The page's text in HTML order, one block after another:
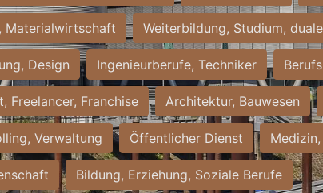
Materialwirtschaft Weiterbildung, Studium,
Design Ingenieurberufe, Techniker
Freelancer, Franchise Architektur, Bauwesen
Verwaltung Öffentlicher Dienst
Bildung, Erziehung, Soziale Berufe